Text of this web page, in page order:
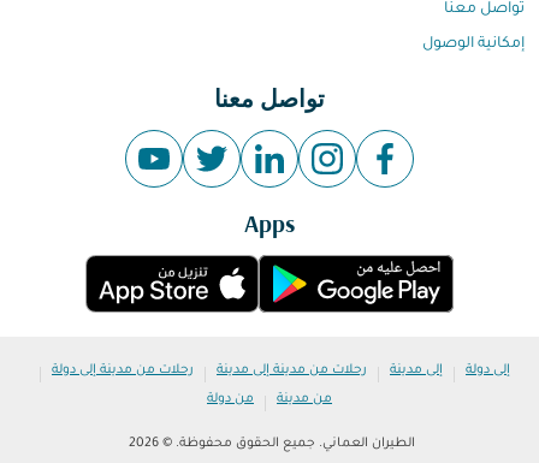
تواصل معنا
إمكانية الوصول
تواصل معنا
Apps
إلى دولة | إلى مدينة | رحلات من مدينة إلى مدينة | رحلات من مدينة إلى دولة |
من مدينة | من دولة
الطيران العماني. جميع الحقوق محفوظة. © 2026